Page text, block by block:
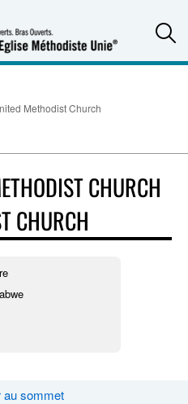
Methodist Church
CHURCH
CHURCH
sommet